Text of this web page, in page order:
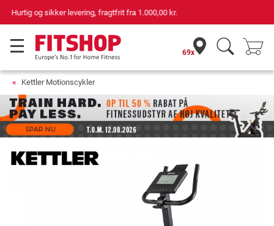
69 butikker med 75 egne servicemontører
69x
Kettler Motionscykler